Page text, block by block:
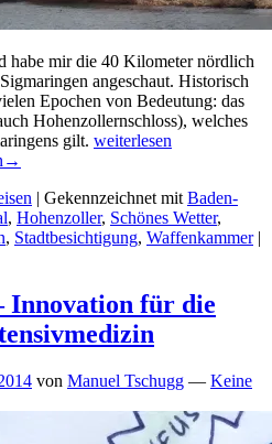
habe mir die 40 Kilometer nördlich
angeschaut. Historisch
Epochen von Bedeutung: das
Hohenzollernschloss), welches
gilt. weiterlesen
→
Gekennzeichnet mit Baden-
, Hohenzoller, Schönes Wetter,
, Stadtbesichtigung, Waffenkammer
Innovation für die
von Manuel Tschugg — Keine